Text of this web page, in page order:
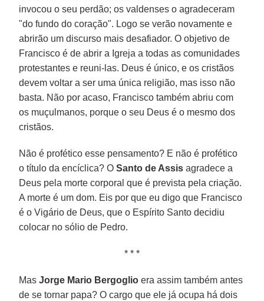
invocou o seu perdão; os valdenses o agradeceram
"do fundo do coração". Logo se verão novamente e
abrirão um discurso mais desafiador. O objetivo de
Francisco é de abrir a Igreja a todas as comunidades
protestantes e reuni-las. Deus é único, e os cristãos
devem voltar a ser uma única religião, mas isso não
basta. Não por acaso, Francisco também abriu com
os muçulmanos, porque o seu Deus é o mesmo dos
cristãos.
Não é profético esse pensamento? E não é profético
o título da encíclica? OSanto de Assis agradece a
Deus pela morte corporal que é prevista pela criação.
A morte é um dom. Eis por que eu digo que Francisco
é o Vigário de Deus, que o Espírito Santo decidiu
colocar no sólio de Pedro.
* * *
MasJorge Mario Bergoglio era assim também antes
de se tornar papa? O cargo que ele já ocupa há dois